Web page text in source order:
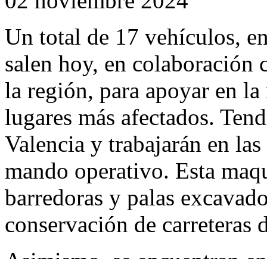
Un total de 17 vehículos,
salen hoy, en colaboración
la región, para apoyar en
lugares más afectados.
Valencia y trabajarán en
mando operativo. Esta
barredoras y palas
conservación de